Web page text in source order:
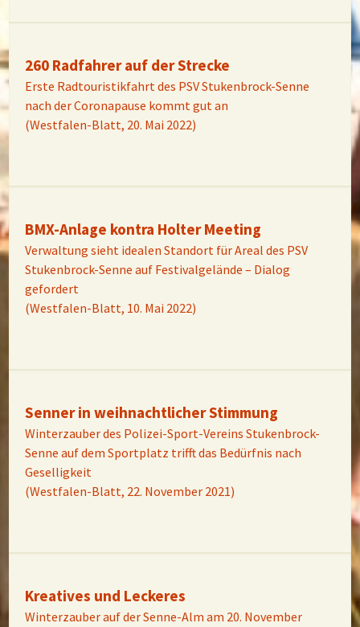
260 Radfahrer auf der Strecke
Erste Radtouristikfahrt des PSV Stukenbrock-Senne
nach der Coronapause kommt gut an
(Westfalen-Blatt, 20. Mai 2022)
BMX-Anlage kontra Holter Meeting
Verwaltung sieht idealen Standort für Areal des PSV
Stukenbrock-Senne auf Festivalgelände – Dialog
gefordert
(Westfalen-Blatt, 10. Mai 2022)
Senner in weihnachtlicher Stimmung
Winterzauber des Polizei-Sport-Vereins Stukenbrock-
Senne auf dem Sportplatz trifft das Bedürfnis nach
Geselligkeit
(Westfalen-Blatt, 22. November 2021)
Kreatives und Leckeres
Winterzauber auf der Senne-Alm am 20. November